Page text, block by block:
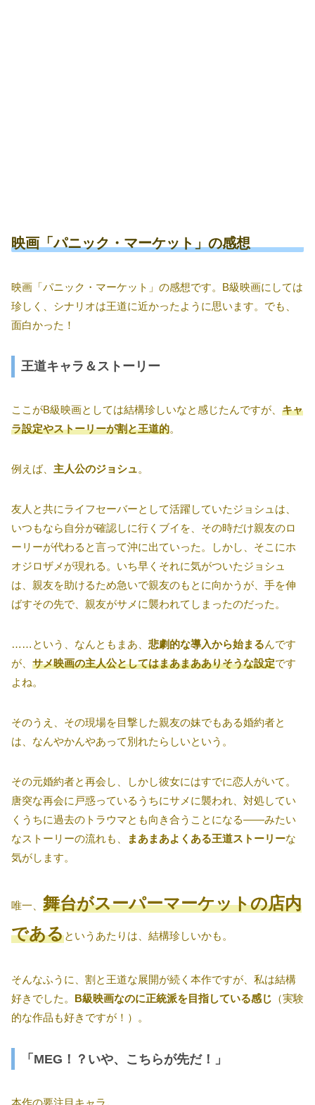
映画「パニック・マーケット」の感想
映画「パニック・マーケット」の感想です。B級映画にしては
珍しく、シナリオは王道に近かったように思います。でも、
面白かった！
王道キャラ＆ストーリー
ここがB級映画としては結構珍しいなと感じたんですが、 キャ
ラ設定やストーリーが割と王道的。
例えば、 主人公のジョシュ。
友人と共にライフセーバーとして活躍していたジョシュは、
いつもなら自分が確認しに行くブイを、その時だけ親友のロ
ーリーが代わると言って沖に出ていった。しかし、そこにホ
オジロザメが現れる。いち早くそれに気がついたジョシュ
は、親友を助けるため急いで親友のもとに向かうが、手を伸
ばすその先で、親友がサメに襲われてしまったのだった。
……という、なんともまあ、 悲劇的な導入から始まるんです
が、 サメ映画の主人公としてはまあまあありそうな設定です
よね。
そのうえ、その現場を目撃した親友の妹でもある婚約者と
は、なんやかんやあって別れたらしいという。
その元婚約者と再会し、しかし彼女にはすでに恋人がいて。
唐突な再会に戸惑っているうちにサメに襲われ、対処してい
くうちに過去のトラウマとも向き合うことになる――みたい
なストーリーの流れも、
まあまあよくある王道ストーリーな
気がします。
唯一、 舞台がスーパーマーケットの店内
であるというあたりは、結構珍しいかも。
そんなふうに、割と王道な展開が続く本作ですが、私は結構
好きでした。 B級映画なのに正統派を目指している感じ （実験
的な作品も好きですが！）。
「MEG！？いや、こちらが先だ！」
本作の要注目キャラ。